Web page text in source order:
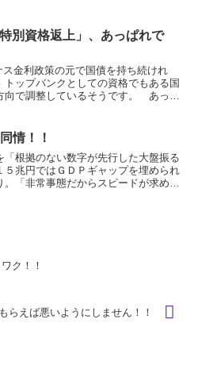
別資格返上」、あっぱれで
金利政策の元で国債を持ち続けれ
ップバンクとしての資格でもある国
向で調整しているそうです。 あっぱ
情！！
根拠のない数字が先行した大盤振る
兆円ではＧＤＰギャップを埋められ
「非常事態だからスピードが求めら
ク！！
らえば悪いようにしません！！